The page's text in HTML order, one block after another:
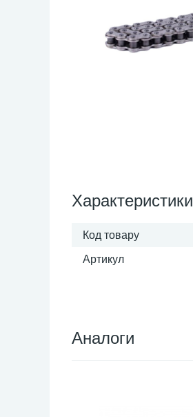
Характеристики
Код товару
Артикул
Аналоги